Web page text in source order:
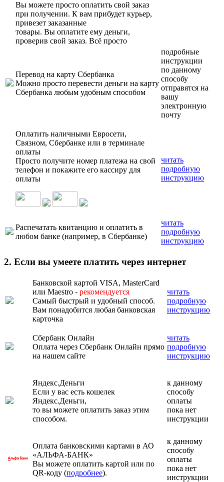
Вы можете просто оплатить свой заказ
при получении. К вам прибудет курьер,
привезет заказанные
товары. Вы оплатите ему деньги,
проверив свой заказ. Всё просто
Перевод на карту Сбербанка
Можно просто перевести деньги на карту
Сбербанка любым удобным способом
подробные
инструкции
по данному
способу
отправятся на
вашу
электронную
почту
Оплатить наличными Евросети,
Связном, Сбербанке или в терминале
оплаты
Просто получите номер платежа на свой
телефон и покажите его кассиру для
оплаты
читать
подробную
инструкцию
Распечатать квитанцию и оплатить в
любом банке (например, в Сбербанке)
читать
подробную
инструкцию
2. Если вы умеете платить через интернет
Банковской картой VISA, MasterCard
или Maestro - рекомендуется
Самый быстрый и удобный способ.
Вам понадобится любая банковская
карточка
читать
подробную
инструкцию
Сбербанк Онлайн
Оплата через Сбербанк Онлайн прямо
на нашем сайте
читать
подробную
инструкцию
Яндекс.Деньги
Если у вас есть кошелек
Яндекс.Деньги,
то вы можете оплатить заказ этим
способом.
к данному
способу
оплаты
пока нет
инструкции
Оплата банковскими картами в АО
«АЛЬФА-БАНК»
Вы можете оплатить картой или по
QR-коду (подробнее).
к данному
способу
оплаты
пока нет
инструкции